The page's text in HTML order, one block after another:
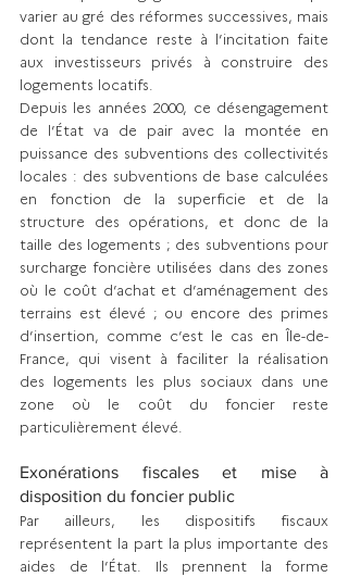
varier au gré des réformes successives, mais
dont la tendance reste à l’incitation faite
aux investisseurs privés à construire des
logements locatifs.
Depuis les années 2000, ce désengagement
de l’État va de pair avec la montée en
puissance des subventions des collectivités
locales : des subventions de base calculées
en fonction de la superficie et de la
structure des opérations, et donc de la
taille des logements ; des subventions pour
surcharge foncière utilisées dans des zones
où le coût d’achat et d’aménagement des
terrains est élevé ; ou encore des primes
d’insertion, comme c’est le cas en Île-de-
France, qui visent à faciliter la réalisation
des logements les plus sociaux dans une
zone où le coût du foncier reste
particulièrement élevé.
Exonérations fiscales et mise à
disposition du foncier public
Par ailleurs, les dispositifs fiscaux
représentent la part la plus importante des
aides de l’État. Ils prennent la forme